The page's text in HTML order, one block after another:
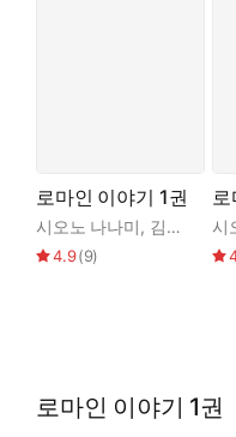
로마인 이야기 1권
시오노 나나미, 김석희
4.9(9)
로
시
로마인 이야기 1권